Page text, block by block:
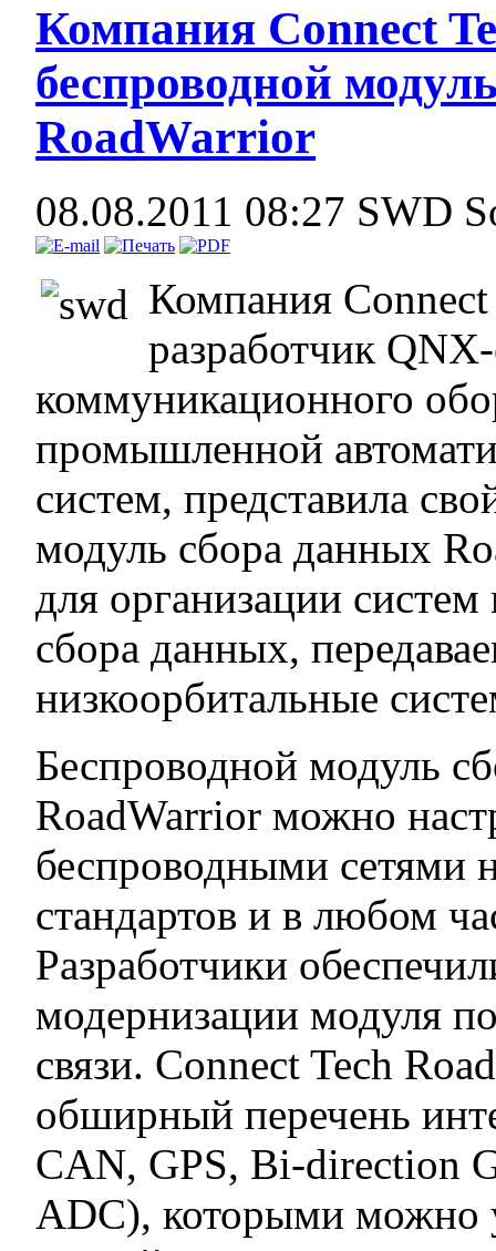
Компания Connect
беспроводной
RoadWarrior
08.08.2011 08:27 SWD
Компания
разработчик
коммуникационного
промышленной
систем, представила
модуль сбора данных
для организации
сбора данных,
низкоорбитальные
Беспроводной модуль
RoadWarrior можно
беспроводными сетями
стандартов и в любом
Разработчики
модернизации модуля
связи. Connect Tech
обширный перечень
CAN, GPS, Bi-direction
ADC), которыми можно